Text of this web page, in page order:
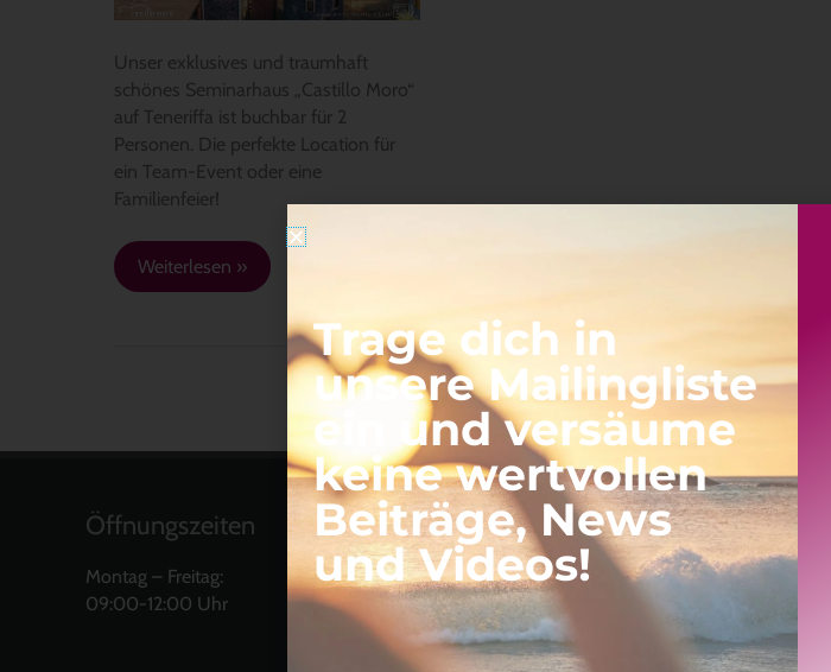
Unser exklusives und traumhaft
schönes Seminarhaus „Castillo Moro“
auf Teneriffa ist buchbar für 2
Personen. Die perfekte Location für
ein Team-Event oder eine
Familienfeier!
Teneriffa
Weiterlesen »
Öffnungszeiten
Montag – Freitag:
09:00-12:00 Uhr
Neueste Beiträge
Radikal ehrlich
Der Teil von dir, der gesehen
Vielleicht geht es gar nicht
verstehen
Trage dich in
unsere Mailingliste
ein und versäume
keine wertvollen
Beiträge, News
und Videos!